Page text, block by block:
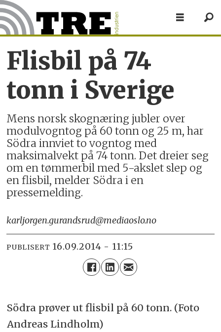
Flisbil på 74
tonn i Sverige
Mens norsk skognæring jubler over
modulvogntog på 60 tonn og 25 m, har
Södra innviet to vogntog med
maksimalvekt på 74 tonn. Det dreier seg
om en tømmerbil med 5-akslet slep og
en flisbil, melder Södra i en
pressemelding.
karljorgen.gurandsrud@mediaoslo.no
PUBLISERT 16.09.2014 - 11:15
Södra prøver ut flisbil på 60 tonn. (Foto
Andreas Lindholm)